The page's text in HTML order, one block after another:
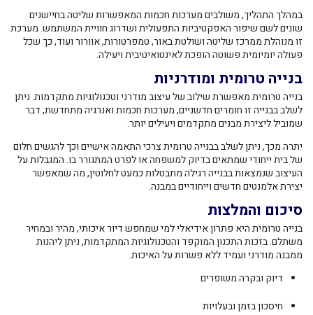
במהלך התהליך, משולבים מערכות חכמות המאפשרות שליטה בחיישנים
שונים לשם שיפור האפקטיביות התפעולית ושדרוג חוויית המשתמש. מערכת
זו מנוהלת ממרכז שליטה ושולטת באור, טמפרטורות, אוורור ועוד, כך שכל
פעולה יומיומית פשוטה הופכת לאינטואיטיבית ויעילה.
בנייה טרומית ומודרניות
בנייה טרומית מאפשרת שילוב של עיצוב מודרני וטכנולוגיות מתקדמות. ניתן
לשלב בבנייה זו חומרים חדשניים, מערכות חכמות ואנרגיה מתחדשת, דבר
שמוביל ליצירת מבנים מתקדמים ויעילים יותר.
יתרה מכך, ניתן לשלב בבנייה טרומית צרכי התאמה אישיים וכך להגשים חלום
של בית ייחודי שמתאים בדיוק למשפחה או לפרט המתגורר בו. המגבלות על
העיצוב שנמצאות בבנייה רגילה מתבטלות כמעט לחלוטין, מה שמאפשר
יצירת אלמנטים חדשים וייחודיים במבנה.
סיכום והמלצות
בנייה טרומית היא פתרון אידיאלי למי שמחפש דיור איכותי, מהיר ובמחיר
משתלם. בזכות התכנון המוקפד והטכנולוגיות המתקדמות, ניתן ליהנות
ממבנה מודרני ועמיד ללא פשרות על האיכות.
דיוק ובקרה משופרים
חיסכון בזמן ובעלויות